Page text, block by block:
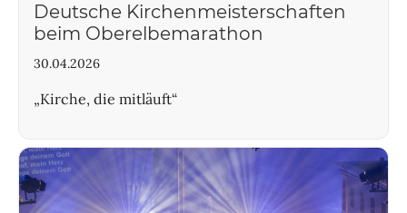
Deutsche Kirchenmeisterschaften
beim Oberelbemarathon
30.04.2026
„Kirche, die mitläuft“